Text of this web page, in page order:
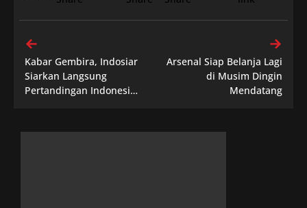
Kabar Gembira, Indosiar
Siarkan Langsung
Pertandingan Indonesia
Arsenal Siap Belanja Lagi
di Musim Dingin
Mendatang